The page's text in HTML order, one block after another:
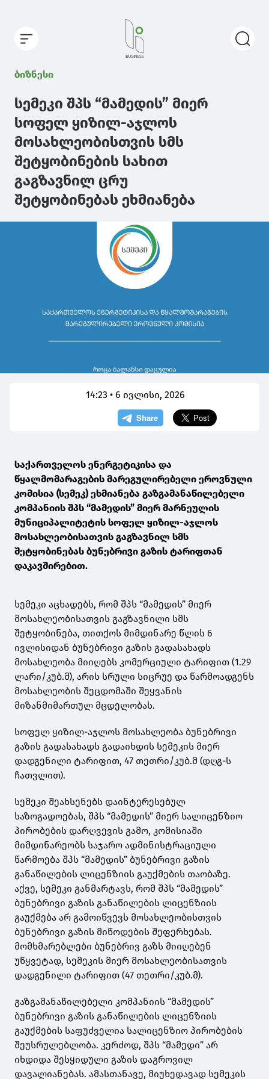
ბიზნესი
სემეკი შპს “მამედის” მიერ
სოფელ ყიზილ-აჯლოს
მოსახლეობისთვის სმს
შეტყობინების სახით
გაგზავნილ ცრუ
შეტყობინებას ეხმიანება
14:23 • 6 ივლისი, 2026
საქართველოს ენერგეტიკისა და
წყალმომარაგების მარეგულირებელი ეროვნული
კომისია (სემეკ) ეხმიანება გაზგამანაწილებელი
კომპანიის შპს “მამედის” მიერ მარნეულის
მუნიციპალიტეტის სოფელ ყიზილ-აჯლოს
მოსახლეობისათვის გაგზავნილ სმს
შეტყობინებას ბუნებრივი გაზის ტარიფთან
დაკავშირებით.
სემეკი აცხადებს, რომ შპს “მამედის” მიერ
მოსახლეობისათვის გაგზავნილი სმს
შეტყობინება, თითქოს მიმდინარე წლის 6
ივლისიდან ბუნებრივი გაზის გადასახადს
მოსახლეობა მიიღებს კომერციული ტარიფით (1.29
ლარი/კუბ.მ), არის სრული სიცრუე და წარმოადგენს
მოსახლეობის შეცდომაში შეყვანის
მიზანმიმართულ მცდელობას.
სოფელ ყიზილ-აჯლოს მოსახლეობა ბუნებრივი
გაზის გადასახადს გადაიხდის სემეკის მიერ
დადგენილი ტარიფით, 47 თეთრი/კუბ.მ (დღგ-ს
ჩათვლით).
სემეკი შეახსენებს დაინტერესებულ
საზოგადოებას, შპს “მამედის” მიერ სალიცენზიო
პირობების დარღვევის გამო, კომისიაში
მიმდინარეობს საჯარო ადმინისტრაციული
წარმოება შპს “მამედის” ბუნებრივი გაზის
განაწილების ლიცენზიის გაუქმების თაობაზე.
აქვე, სემეკი განმარტავს, რომ შპს “მამედის”
ბუნებრივი გაზის განაწილების ლიცენზიის
გაუქმება არ გამოიწვევს მოსახლეობისთვის
ბუნებრივი გაზის მიწოდების შეფერხებას.
მომხმარებლები ბუნებრივ გაზს მიიღებენ
უწყვეტად, სემეკის მიერ მოსახლეობისათვის
დადგენილი ტარიფით (47 თეთრი/კუბ.მ).
გაზგამანაწილებელი კომპანიის “მამედის”
ბუნებრივი გაზის განაწილების ლიცენზიის
გაუქმების საფუძველია სალიცენზიო პირობების
შეუსრულებლობა. კერძოდ, შპს “მამედი” არ
იხდიდა შესყიდული გაზის დაგროვილ
დავალიანებას. ამასთანავე, მიუხედავად სემეკის